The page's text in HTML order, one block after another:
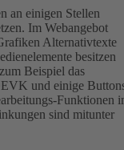
an einigen Stellen
Im Webangebot
Alternativtexte
besitzen
Beispiel das
und einige
Funktionen
sind mitunter